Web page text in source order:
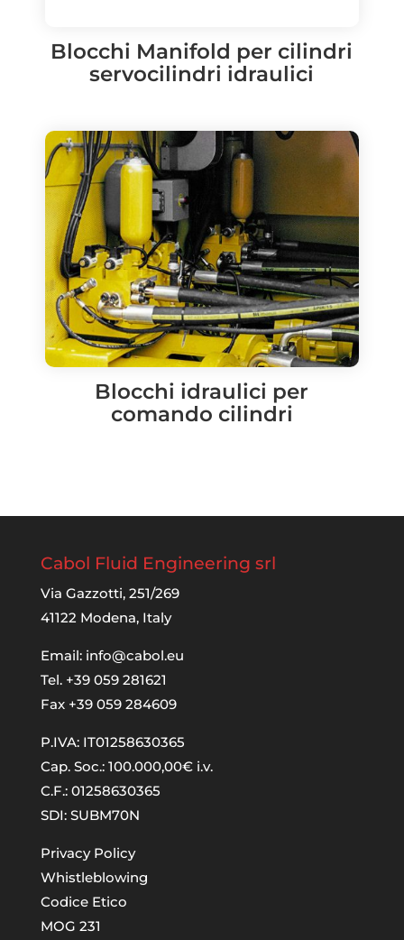
Blocchi Manifold per cilindri
servocilindri idraulici
Blocchi idraulici per
comando cilindri
Cabol Fluid Engineering srl
Via Gazzotti, 251/269
41122 Modena, Italy
Email: info@cabol.eu
Tel. +39 059 281621
Fax +39 059 284609
P.IVA: IT01258630365
Cap. Soc.: 100.000,00€ i.v.
C.F.: 01258630365
SDI: SUBM70N
Privacy Policy
Whistleblowing
Codice Etico
MOG 231